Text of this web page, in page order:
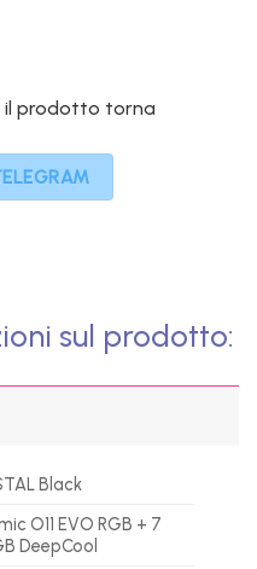
il prodotto torna
sul prodotto:
Black
O11 EVO RGB + 7
DeepCool